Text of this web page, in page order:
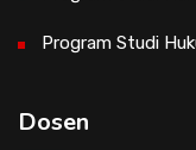
Program Studi
Dosen